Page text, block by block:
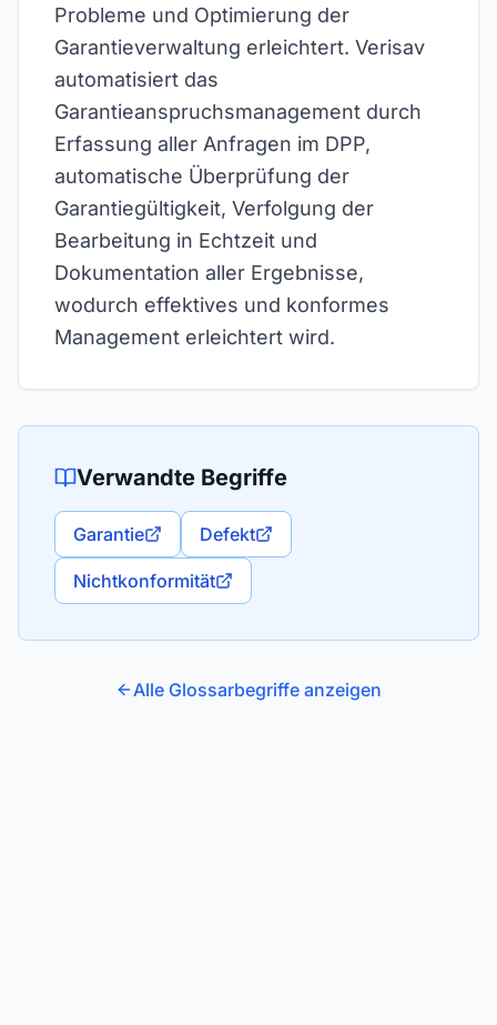
Probleme und Optimierung der
Garantieverwaltung erleichtert. Verisav
automatisiert das
Garantieanspruchsmanagement durch
Erfassung aller Anfragen im DPP,
automatische Überprüfung der
Garantiegültigkeit, Verfolgung der
Bearbeitung in Echtzeit und
Dokumentation aller Ergebnisse,
wodurch effektives und konformes
Management erleichtert wird.
Verwandte Begriffe
Garantie Defekt
Nichtkonformität
Alle Glossarbegriffe anzeigen